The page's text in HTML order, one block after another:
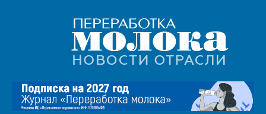
Переработка
молока
|
Новости